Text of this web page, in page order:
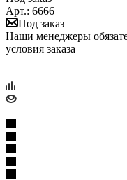
Арт.: 6666
Под заказ
Наши менеджеры
условия заказа